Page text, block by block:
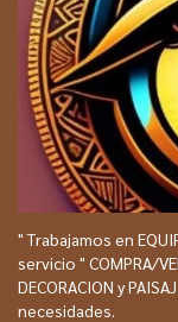
" Trabajamos en
servicio " COMPRA/
DECORACION y
necesidades.